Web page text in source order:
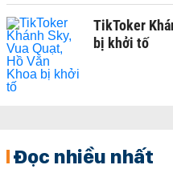
TikToker
bị khởi tố
Đọc nhiều nhất